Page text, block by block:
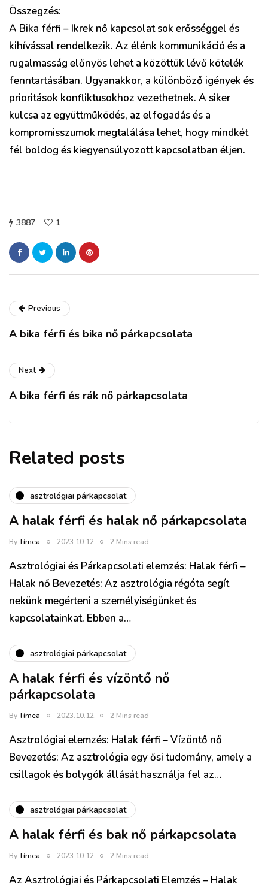
Összegzés:
A Bika férfi – Ikrek nő kapcsolat sok erősséggel és
kihívással rendelkezik. Az élénk kommunikáció és a
rugalmasság előnyös lehet a közöttük lévő kötelék
fenntartásában. Ugyanakkor, a különböző igények és
prioritások konfliktusokhoz vezethetnek. A siker
kulcsa az együttműködés, az elfogadás és a
kompromisszumok megtalálása lehet, hogy mindkét
fél boldog és kiegyensúlyozott kapcsolatban éljen.
3887 1
Previous
A bika férfi és bika nő párkapcsolata
Next
A bika férfi és rák nő párkapcsolata
Related posts
asztrológiai párkapcsolat
A halak férfi és halak nő párkapcsolata
ByTímea 2023.10.12. 2 Mins read
Asztrológiai és Párkapcsolati elemzés: Halak férfi –
Halak nő Bevezetés: Az asztrológia régóta segít
nekünk megérteni a személyiségünket és
kapcsolatainkat. Ebben a…
asztrológiai párkapcsolat
A halak férfi és vízöntő nő
párkapcsolata
ByTímea 2023.10.12. 2 Mins read
Asztrológiai elemzés: Halak férfi – Vízöntő nő
Bevezetés: Az asztrológia egy ősi tudomány, amely a
csillagok és bolygók állását használja fel az…
asztrológiai párkapcsolat
A halak férfi és bak nő párkapcsolata
ByTímea 2023.10.12. 2 Mins read
Az Asztrológiai és Párkapcsolati Elemzés – Halak